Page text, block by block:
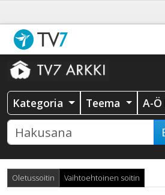
Kategoria Teema A-
Oletussoitin Vaihtoehtoinen soitin